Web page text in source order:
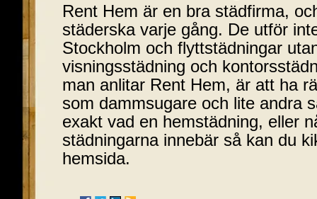
Rent Hem är en bra städfirma,
städerska varje gång. De utför
Stockholm och flyttstädningar
visningsstädning och
man anlitar Rent Hem, är att ha
som dammsugare och lite andra
exakt vad en hemstädning, eller
städningarna innebär så kan du
hemsida.